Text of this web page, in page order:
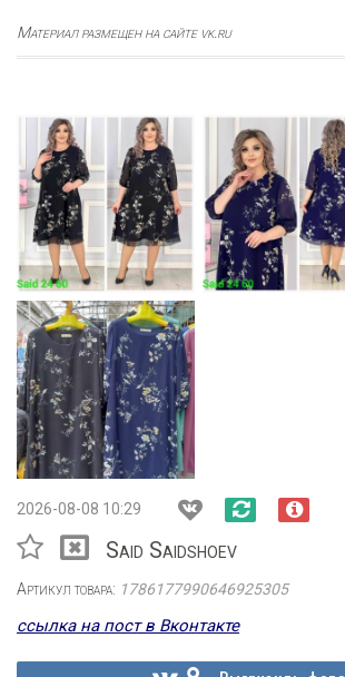
Материал размещен на сайте vk.ru
2026-08-08 10:29
Said Saidshoev
Артикул товара: 1786177990646925305
ссылка на пост в Вконтакте